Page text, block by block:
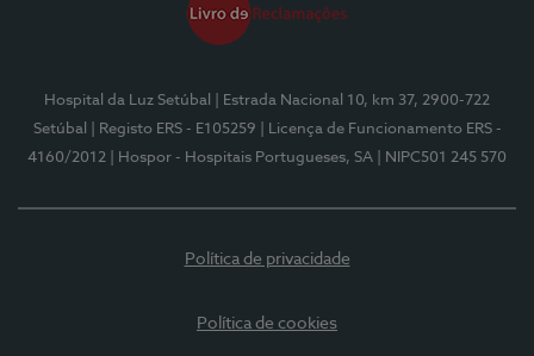
Hospital da Luz Setúbal
| Estrada Nacional 10, km 37, 2900-722
Setúbal
| Registo ERS - E105259
| Licença de Funcionamento ERS -
4160/2012
| Hospor - Hospitais Portugueses, SA | NIPC501 245 570
Política de privacidade
Política de cookies